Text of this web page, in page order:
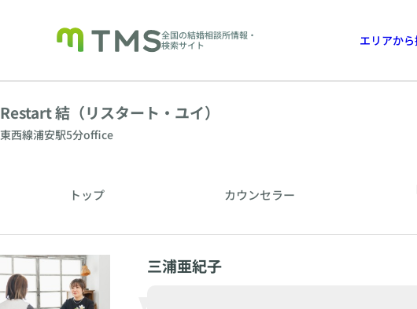
全国の結婚相談所情報・
検索サイト
エリアか
Restart 結（リスタート・ユイ）
東西線浦安駅5分office
トップ カウンセラー
三浦亜紀子